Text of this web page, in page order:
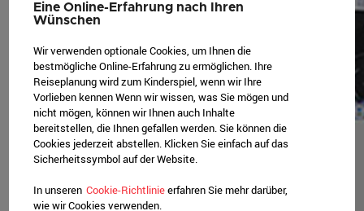
Eine Online-Erfahrung nach Ihren
Wünschen
Wir verwenden optionale Cookies, um Ihnen die
bestmögliche Online-Erfahrung zu ermöglichen. Ihre
Reiseplanung wird zum Kinderspiel, wenn wir Ihre
Vorlieben kennen Wenn wir wissen, was Sie mögen und
nicht mögen, können wir Ihnen auch Inhalte
bereitstellen, die Ihnen gefallen werden. Sie können die
Cookies jederzeit abstellen. Klicken Sie einfach auf das
Sicherheitssymbol auf der Website.
In unseren Cookie-Richtlinieerfahren Sie mehr darüber,
wie wir Cookies verwenden.